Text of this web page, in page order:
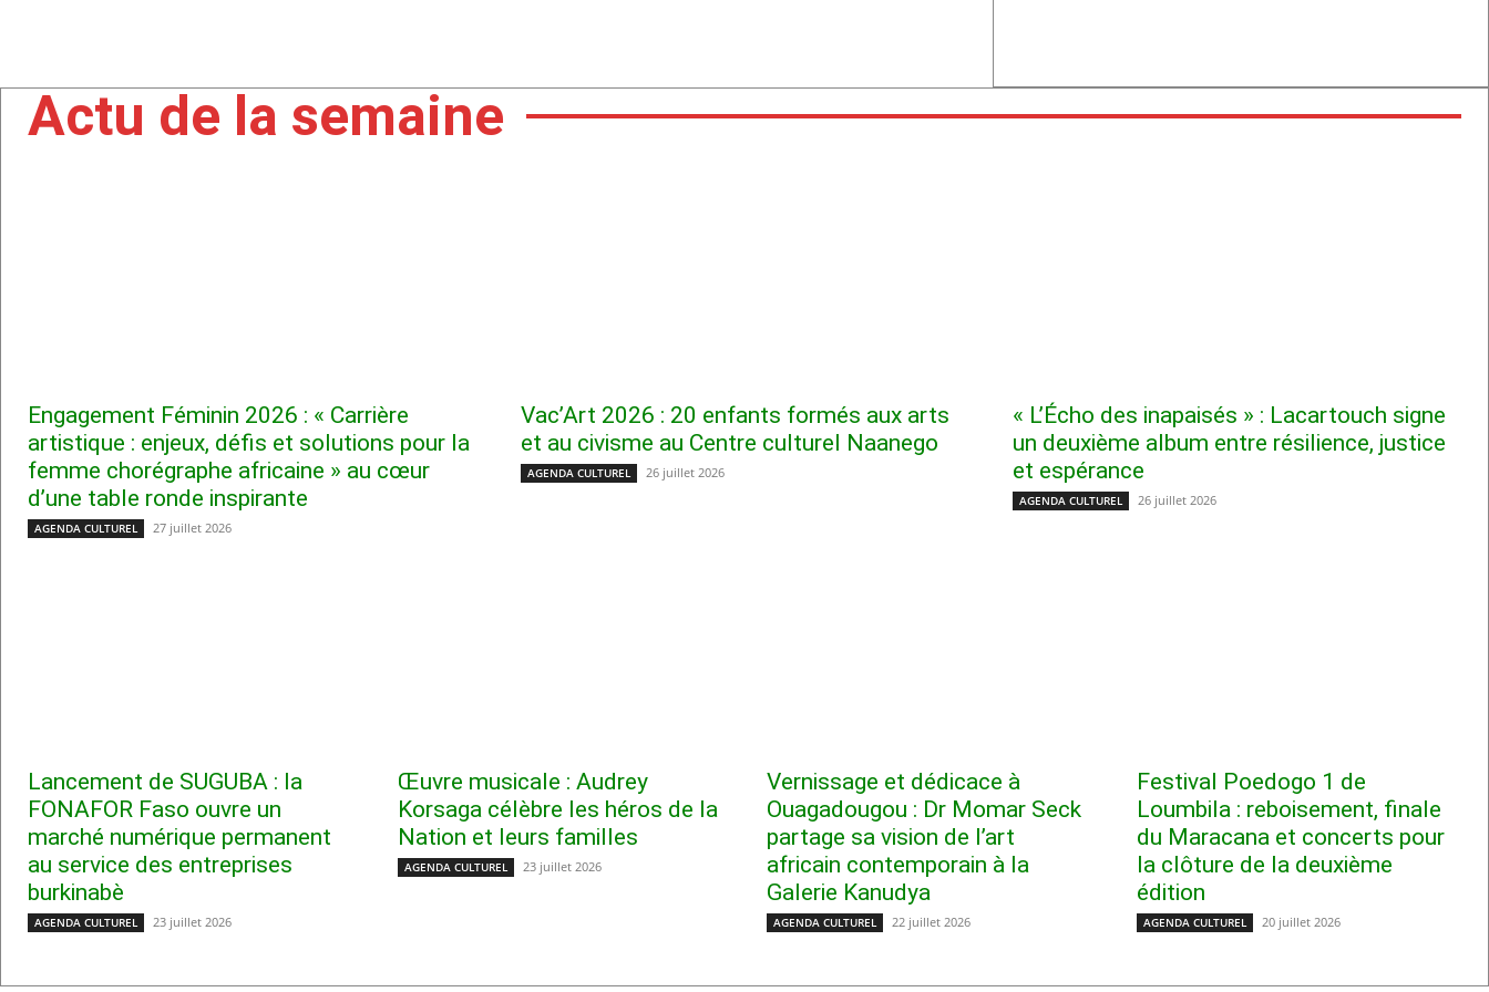
Actu de la semaine
Engagement Féminin 2026 : « Carrière
artistique : enjeux, défis et solutions pour la
femme chorégraphe africaine » au cœur
d’une table ronde inspirante
AGENDA CULTUREL 27 juillet 2026
Vac’Art 2026 : 20 enfants formés aux arts
et au civisme au Centre culturel Naanego
AGENDA CULTUREL 26 juillet 2026
« L’Écho des inapaisés » : Lacartouch signe
un deuxième album entre résilience, justice
et espérance
AGENDA CULTUREL 26 juillet 2026
Lancement de SUGUBA : la
FONAFOR Faso ouvre un
marché numérique permanent
au service des entreprises
burkinabè
AGENDA CULTUREL 23 juillet 2026
Œuvre musicale : Audrey
Korsaga célèbre les héros de la
Nation et leurs familles
AGENDA CULTUREL 23 juillet 2026
Vernissage et dédicace à
Ouagadougou : Dr Momar Seck
partage sa vision de l’art
africain contemporain à la
Galerie Kanudya
AGENDA CULTUREL 22 juillet 2026
Festival Poedogo 1 de
Loumbila : reboisement, finale
du Maracana et concerts pour
la clôture de la deuxième
édition
AGENDA CULTUREL 20 juillet 2026